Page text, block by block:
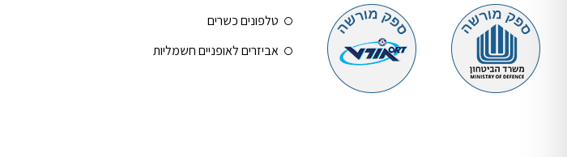
טלפונים כשרים
אביזרים לאופניים חשמליות